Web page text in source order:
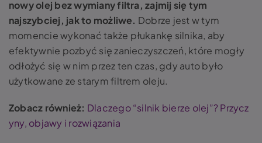
nowy olej bez wymiany filtra, zajmij się tym
najszybciej, jak to możliwe. Dobrze jest w tym
momencie wykonać także płukankę silnika, aby
efektywnie pozbyć się zanieczyszczeń, które mogły
odłożyć się w nim przez ten czas, gdy auto było
użytkowane ze starym filtrem oleju.
Zobacz również: Dlaczego “silnik bierze olej”? Przycz
yny, objawy i rozwiązania